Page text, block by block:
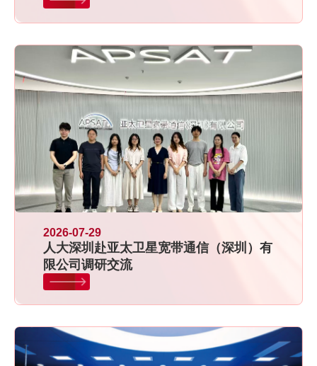
2026-07-29
人大深圳赴亚太卫星宽带通信（深圳）有
限公司调研交流